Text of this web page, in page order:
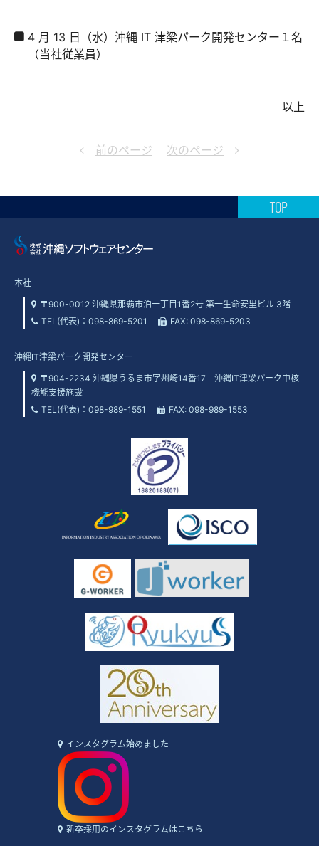
4 月 13 日（水）沖縄 IT 津梁パーク開発センター１名
（当社従業員）
以上
前のページ 次のページ
TOP
本社
〒900-0012 沖縄県那覇市泊一丁目1番2号 第一生命安里ビル 3階
TEL(代表)： 098-869-5201 FAX: 098-869-5203
沖縄IT津梁パーク開発センター
〒904-2234 沖縄県うるま市字州崎14番17 沖縄IT津梁パーク中核
機能支援施設
TEL(代表)： 098-989-1551 FAX: 098-989-1553
インスタグラム始めました
新卒採用のインスタグラムはこちら